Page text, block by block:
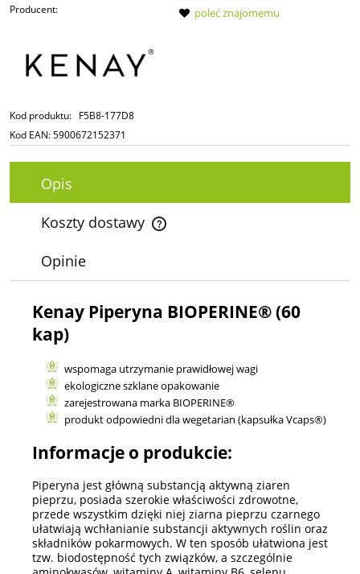
Producent:
Kod produktu: F5B8-177D8
Kod EAN:5900672152371
poleć znajomemu
Opis
Koszty dostawy
Cena nie zawiera ewentualnych kosztów płatności
Opinie
Kenay Piperyna BIOPERINE® (60
kap)
wspomaga utrzymanie prawidłowej wagi
ekologiczne szklane opakowanie
zarejestrowana marka BIOPERINE®
produkt odpowiedni dla wegetarian (kapsułka Vcaps®)
Informacje o produkcie:
Piperyna jest główną substancją aktywną ziaren
pieprzu, posiada szerokie właściwości zdrowotne,
przede wszystkim dzięki niej ziarna pieprzu czarnego
ułatwiają wchłanianie substancji aktywnych roślin oraz
składników pokarmowych. W ten sposób ułatwiona jest
tzw. biodostępność tych związków, a szczególnie